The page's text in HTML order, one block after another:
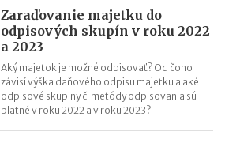
Zaraďovanie majetku do
odpisových skupín v roku 2022
a 2023
Aký majetok je možné odpisovať? Od čoho
závisí výška daňového odpisu majetku a aké
odpisové skupiny či metódy odpisovania sú
platné v roku 2022 a v roku 2023?